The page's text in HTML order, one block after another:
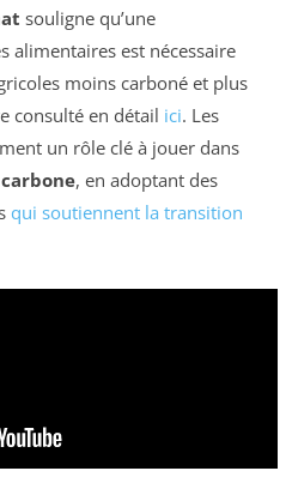
souligne qu’une
alimentaires est nécessaire
moins carboné et plus
consulté en détail ici. Les
un rôle clé à jouer dans
, en adoptant des
qui soutiennent la transition